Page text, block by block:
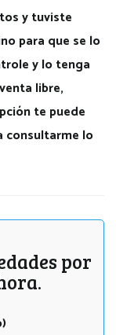
y tuviste
para que se lo
y lo tenga
libre,
te puede
consultarme lo
por